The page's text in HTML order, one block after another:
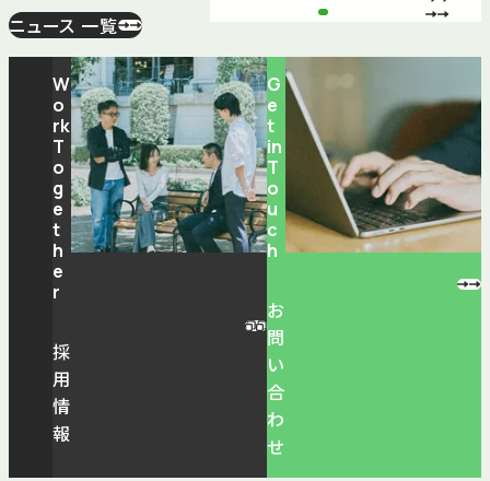
ニュース 一覧
W
o
rk
T
o
g
e
t
h
e
r
採
用
情
報
G
e
t
in
T
o
u
c
h
お
問
い
合
わ
せ